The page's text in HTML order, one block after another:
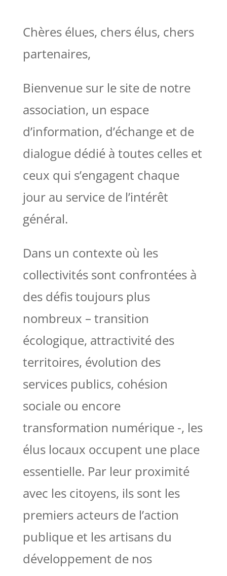
Chères élues, chers élus, chers
partenaires,
Bienvenue sur le site de notre
association, un espace
d’information, d’échange et de
dialogue dédié à toutes celles et
ceux qui s’engagent chaque
jour au service de l’intérêt
général.
Dans un contexte où les
collectivités sont confrontées à
des défis toujours plus
nombreux – transition
écologique, attractivité des
territoires, évolution des
services publics, cohésion
sociale ou encore
transformation numérique -, les
élus locaux occupent une place
essentielle. Par leur proximité
avec les citoyens, ils sont les
premiers acteurs de l’action
publique et les artisans du
développement de nos